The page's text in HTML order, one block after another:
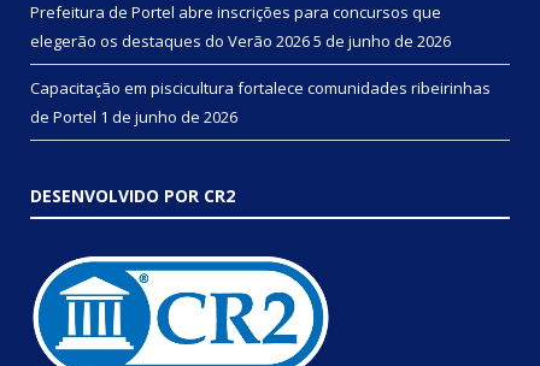
Prefeitura de Portel abre inscrições para concursos que
elegerão os destaques do Verão 20265 de junho de 2026
Capacitação em piscicultura fortalece comunidades ribeirinhas
de Portel 1 de junho de 2026
DESENVOLVIDO POR CR2